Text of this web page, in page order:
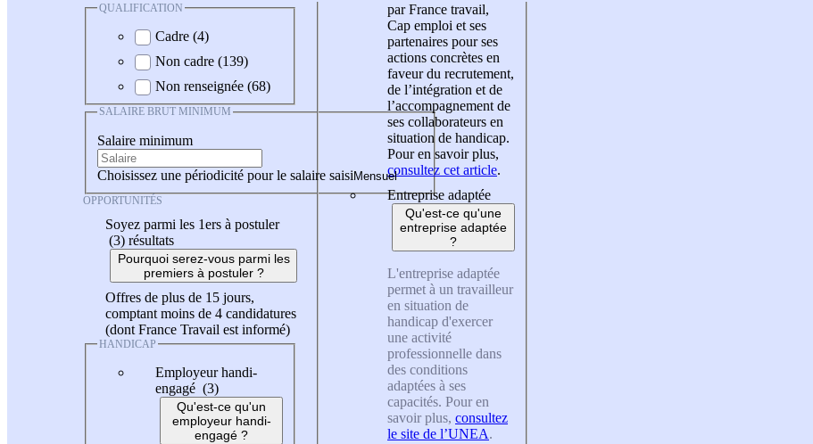
QUALIFICATION
Cadre (4)
Non cadre (139)
Non renseignée (68)
SALAIRE BRUT MINIMUM
Salaire minimum
Choisissez une périodicité pour le salaire saisi
OPPORTUNITÉS
Soyez parmi les 1ers à postuler
(3) résultats
Pourquoi serez-vous parmi les
premiers à postuler ?
Offres de plus de 15 jours,
comptant moins de 4 candidatures
(dont France Travail est informé)
HANDICAP
Employeur handi-
engagé (3)
Qu'est-ce qu'un
employeur handi-
engagé ?
par France travail,
Cap emploi et ses
partenaires pour ses
actions concrètes en
faveur du recrutement,
de l’intégration et de
l’accompagnement de
ses collaborateurs en
situation de handicap.
Pour en savoir plus,
consultez cet article.
Entreprise adaptée
Qu'est-ce qu'une
entreprise adaptée
?
L'entreprise adaptée
permet à un travailleur
en situation de
handicap d'exercer
une activité
professionnelle dans
des conditions
adaptées à ses
capacités. Pour en
savoir plus, consultez
le site de l’UNEA.